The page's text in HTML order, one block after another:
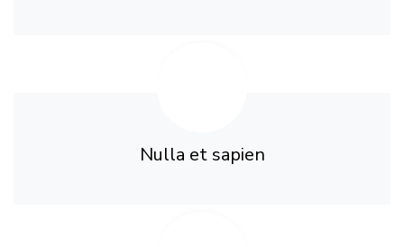
Nulla et sapien